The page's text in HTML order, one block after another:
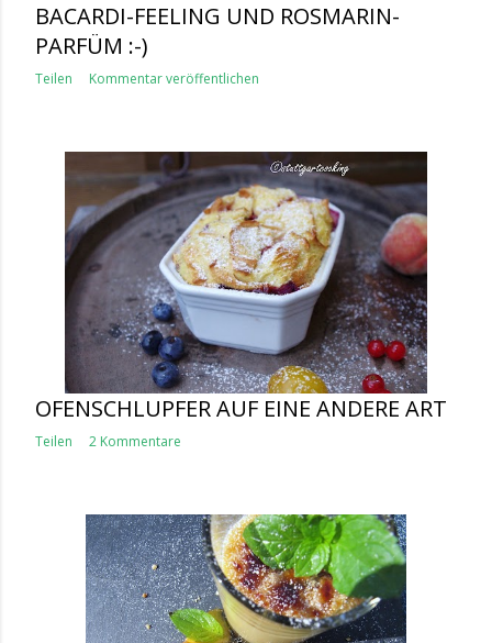
BACARDI-FEELING UND ROSMARIN-
PARFÜM :-)
Teilen Kommentar veröffentlichen
OFENSCHLUPFER AUF EINE ANDERE ART
Teilen 2 Kommentare